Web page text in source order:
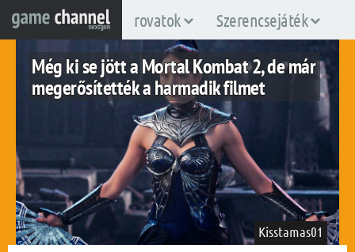
rovatok Szerencsejáték
Még ki se jött a Mortal Kombat 2, de már
megerősítették a harmadik filmet
Kisstamas01